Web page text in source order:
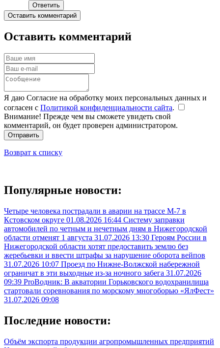
Ответить
Оставить комментарий
Оставить комментарий
Я даю Согласие на обработку моих персональных данных и
согласен с Политикой конфиденциальности сайта.
Внимание! Прежде чем вы сможете увидеть свой
комментарий, он будет проверен администратором.
Отправить
Возврат к списку
Популярные новости:
Четыре человека пострадали в аварии на трассе М-7 в
Кстовском округе 01.08.2026 16:44 Систему заправки
автомобилей по четным и нечетным дням в Нижегородской
области отменят 1 августа 31.07.2026 13:30 Героям России в
Нижегородской области хотят предоставить землю без
жеребьевки и ввести штрафы за нарушение оборота вейпов
31.07.2026 10:07 Проезд по Нижне-Волжской набережной
ограничат в эти выходные из-за ночного забега 31.07.2026
09:39 ProВодник: В акватории Горьковского водохранилища
стартовали соревнования по морскому многоборью «ЯлФест»
31.07.2026 09:08
Последние новости:
Объём экспорта продукции агропромышленных предприятий